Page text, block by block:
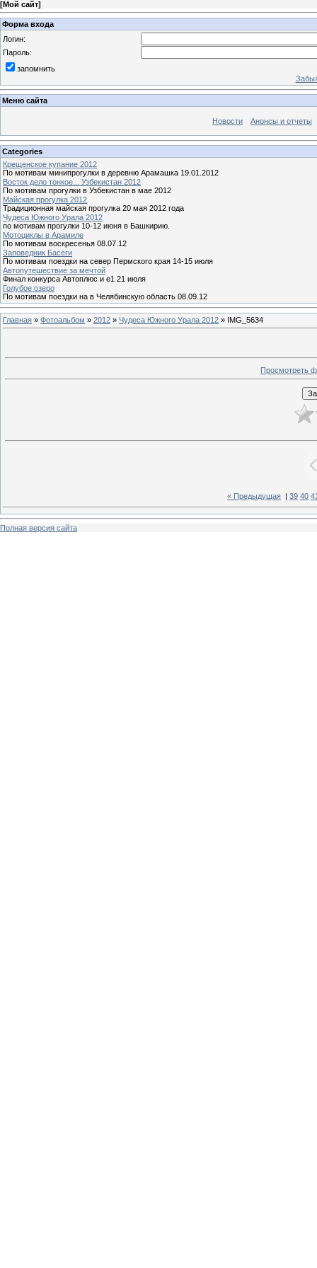
[Мой сайт]
Форма входа
Логин:
Пароль:
запомнить
Меню сайта
Новости Анонсы и отчеты
Categories
Крещенское купание 2012
По мотивам минипрогулки в деревню Арамашка 19.01.2012
Восток дело тонкое... Узбекистан 2012
По мотивам прогулки в Узбекистан в мае 2012
Майская прогулка 2012
Традиционная майская прогулка 20 мая 2012 года
Чудеса Южного Урала 2012
по мотивам прогулки 10-12 июня в Башкирию.
Мотоциклы в Арамиле
По мотивам воскресенья 08.07.12
Заповедник Басеги
По мотивам поездки на север Пермского края 14-15 июля
Автопутешествие за мечтой
Финал конкурса Автоплюс и е1 21 июля
Голубое озеро
По мотивам поездки на в Челябинскую область 08.09.12
Главная » Фотоальбом » 2012 » Чудеса Южного Урала 2012 » IMG_5634
Просмотреть
« Предыдущая 39 40
Полная версия сайта